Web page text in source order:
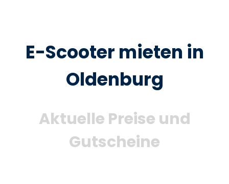
E-Scooter mieten in
Oldenburg
Aktuelle Preise und
Gutscheine